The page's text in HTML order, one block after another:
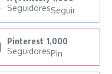
SeguidoresSeguir
Pinterest 1,000
SeguidoresPin